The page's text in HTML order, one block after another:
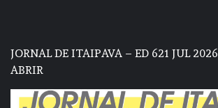
JORNAL DE ITAIPAVA – ED 621 JUL 2026
ABRIR